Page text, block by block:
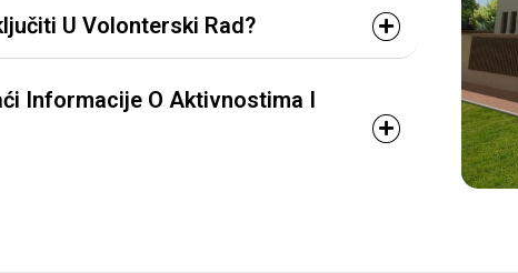
U Volonterski Rad?
Informacije O Aktivnostima I